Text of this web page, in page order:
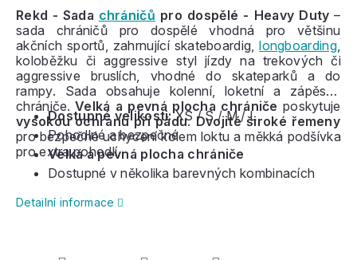
Rekd - Sada chráničů pro dospělé - Heavy Duty –
sada chráničů pro dospělé vhodná pro většinu
akčních sportů, zahrnující skateboardig,longboarding,
koloběžku či aggressive styl jízdy na trekových či
aggressive bruslích, vhodné do skateparků a do
rampy. Sada obsahuje kolenní, loketní a zápěstní
chrániče. Velká a pevná plocha chrániče poskytuje
vysokou ochranu při pádu. Dvojité široké řemeny
pro bezpečné uchycení kolem loktu a měkká podšívka
pro extra pohodlí.
Dostupné velikosti:XS / S / M / L
Pohodlné a bezpečné
Velká a pevná plocha chrániče
Dostupné v několika barevných kombinacích
Detailní informace